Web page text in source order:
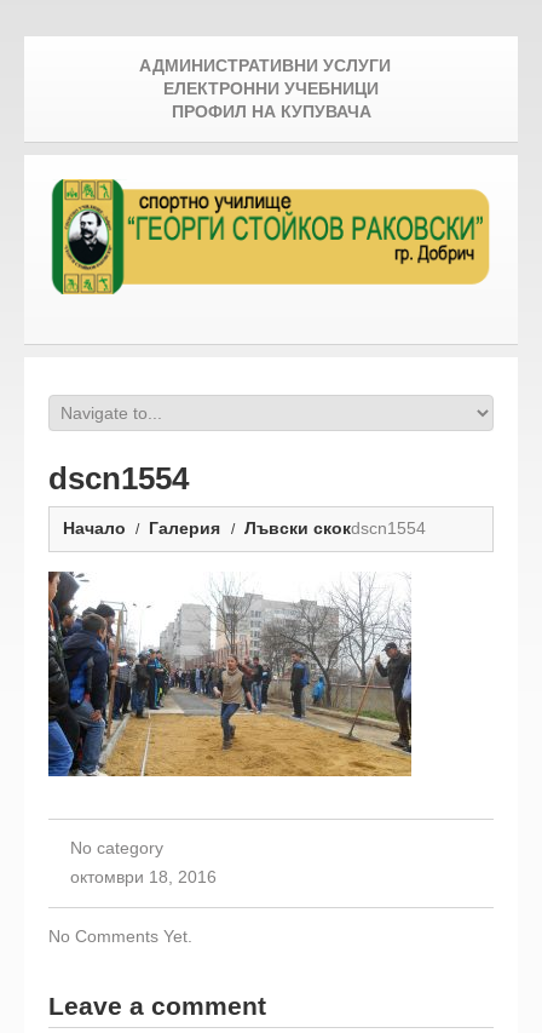
АДМИНИСТРАТИВНИ УСЛУГИ
ЕЛЕКТРОННИ УЧЕБНИЦИ
ПРОФИЛ НА КУПУВАЧА
dscn1554
Начало Галерия Лъвски скокdscn1554
No category
октомври 18, 2016
No Comments Yet.
Leave a comment